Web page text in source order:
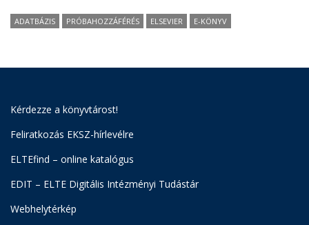
ADATBÁZIS PRÓBAHOZZÁFÉRÉS ELSEVIER E-KÖNYV
Kérdezze a könyvtárost!
Feliratkozás EKSZ-hírlevélre
ELTEfind – online katalógus
EDIT – ELTE Digitális Intézményi Tudástár
Webhelytérkép